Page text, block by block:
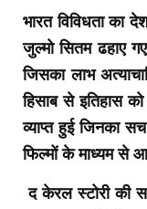
भारत विविधता का
जुल्मो सितम ढहाए
जिसका लाभ
हिसाब से इतिहास
व्याप्त हुई जिनका
फिल्मों के माध्यम से
द केरल स्टोरी की